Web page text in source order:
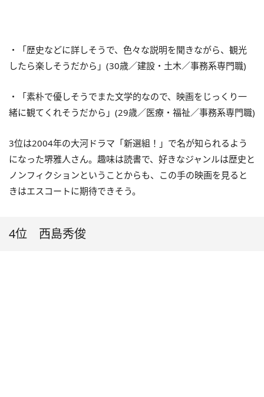
・「歴史などに詳しそうで、色々な説明を聞きながら、観光
したら楽しそうだから」(30歳／建設・土木／事務系専門職)
・「素朴で優しそうでまた文学的なので、映画をじっくり一
緒に観てくれそうだから」(29歳／医療・福祉／事務系専門職)
3位は2004年の大河ドラマ「新選組！」で名が知られるよう
になった堺雅人さん。趣味は読書で、好きなジャンルは歴史と
ノンフィクションということからも、この手の映画を見ると
きはエスコートに期待できそう。
4位 西島秀俊